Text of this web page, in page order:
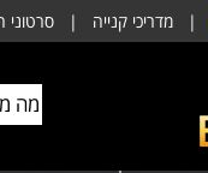
| מדריכי קנייה | סרטוני